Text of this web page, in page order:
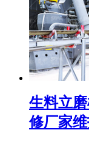
生料立
修厂家维